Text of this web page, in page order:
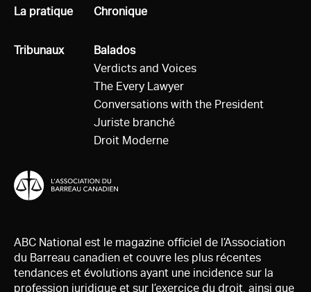
Tous
La pratique
Tous
Tribunaux
Tous
Chronique
Tous
Balados
Verdicts and Voices
The Every Lawyer
Conversations with the President
Juriste branché
Droit Moderne
ABC National est le magazine officiel de l’Association
du Barreau canadien et couvre les plus récentes
tendances et évolutions ayant une incidence sur la
profession juridique et sur l’exercice du droit, ainsi que